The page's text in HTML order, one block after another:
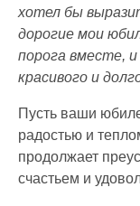
хотел бы
дорогие мои
порога вместе,
красивого и
Пусть ваши
радостью и
продолжает
счастьем и